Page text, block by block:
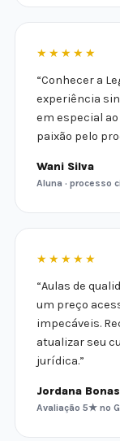
★★★★★
“Conhecer a
experiência
em especial
paixão pelo
Wani Silva
Aluna · processo
★★★★★
“Aulas de
um preço
impecáveis.
atualizar seu
jurídica.”
Jordana
Avaliação 5★ no